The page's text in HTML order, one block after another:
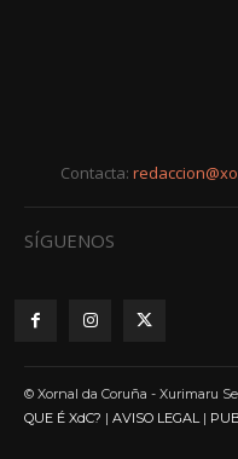
Contacta:
SÍGUENOS
© Xornal da Coruña - Xurimaru
QUE É XdC? | AVISO LEGAL|